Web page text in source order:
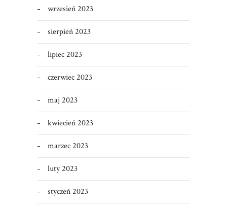
wrzesień 2023
sierpień 2023
lipiec 2023
czerwiec 2023
maj 2023
kwiecień 2023
marzec 2023
luty 2023
styczeń 2023